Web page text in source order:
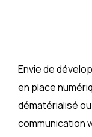
Envie de
en place
dématérialisé
communication